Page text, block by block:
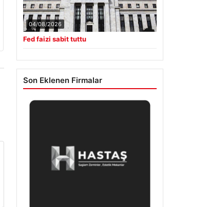
04/08/2026
Fed faizi sabit tuttu
Son Eklenen Firmalar